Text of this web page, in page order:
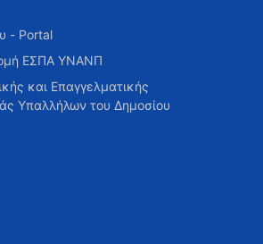
- Portal
ΕΣΠΑ ΥΝΑΝΠ
και Επαγγελματικής
Υπαλλήλων του Δημοσίου